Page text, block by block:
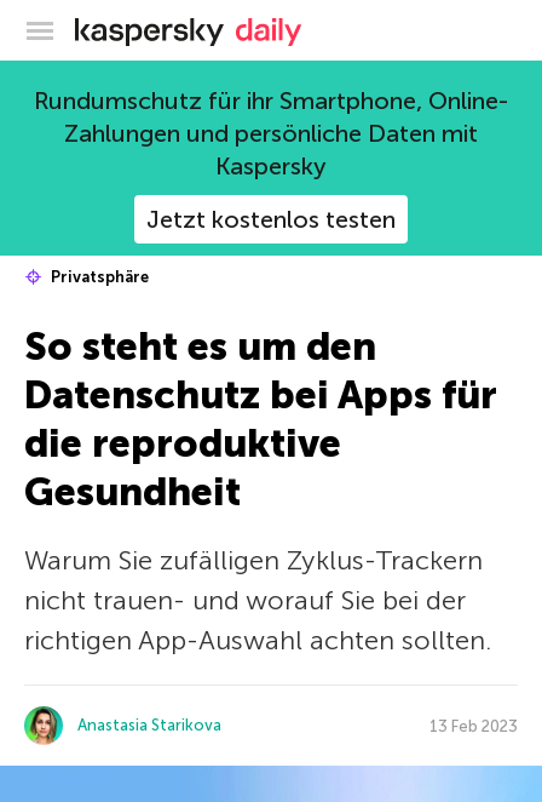
Offizieller Blog von Kaspersky
Rundumschutz für ihr Smartphone, Online-
Zahlungen und persönliche Daten mit
Kaspersky
Jetzt kostenlos testen
Privatsphäre
So steht es um den
Datenschutz bei Apps für
die reproduktive
Gesundheit
Warum Sie zufälligen Zyklus-Trackern
nicht trauen- und worauf Sie bei der
richtigen App-Auswahl achten sollten.
Anastasia Starikova 13 Feb 2023